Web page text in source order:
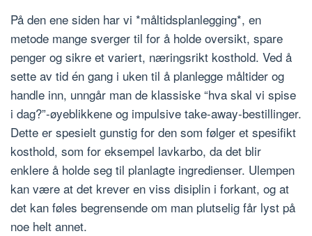
På den ene siden har vi *måltidsplanlegging*, en
metode mange sverger til for å holde oversikt, spare
penger og sikre et variert, næringsrikt kosthold. Ved å
sette av tid én gang i uken til å planlegge måltider og
handle inn, unngår man de klassiske “hva skal vi spise
i dag?”-øyeblikkene og impulsive take-away-bestillinger.
Dette er spesielt gunstig for den som følger et spesifikt
kosthold, som for eksempel lavkarbo, da det blir
enklere å holde seg til planlagte ingredienser. Ulempen
kan være at det krever en viss disiplin i forkant, og at
det kan føles begrensende om man plutselig får lyst på
noe helt annet.